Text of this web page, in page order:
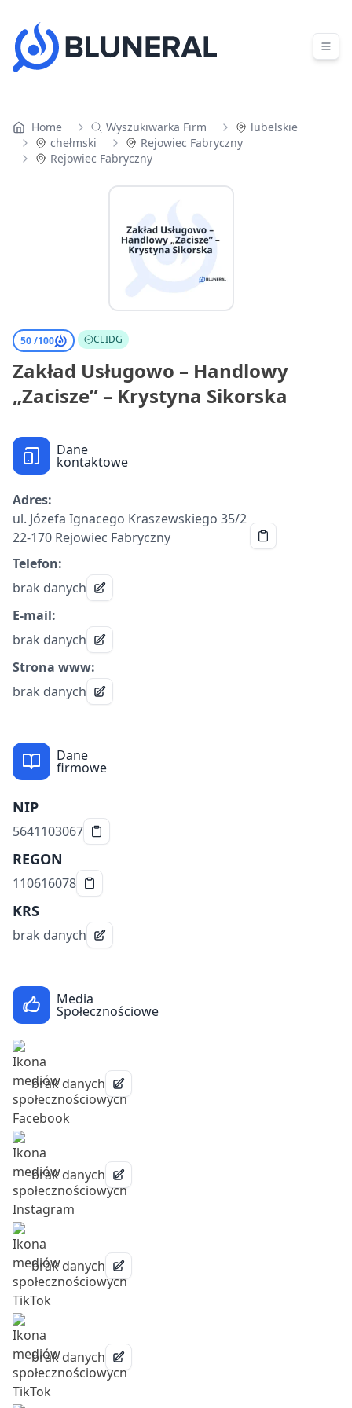
Home Wyszukiwarka Firm
lubelskie
chełmski
Rejowiec Fabryczny
Rejowiec Fabryczny
50 /100 CEIDG
Zakład Usługowo – Handlowy
„Zacisze” – Krystyna Sikorska
Dane
kontaktowe
Adres:
ul. Józefa Ignacego Kraszewskiego 35/2
22-170 Rejowiec Fabryczny
Telefon:
brak danych
E-mail:
brak danych
Strona www:
brak danych
Dane
firmowe
NIP
5641103067
REGON
110616078
KRS
brak danych
Media
Społecznościowe
brak danych
brak danych
brak danych
brak danych